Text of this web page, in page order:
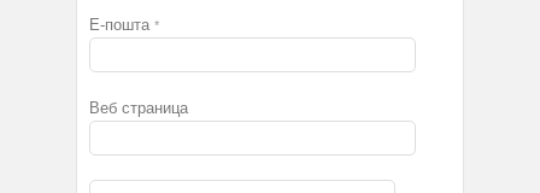
Е-пошта *
Веб страница